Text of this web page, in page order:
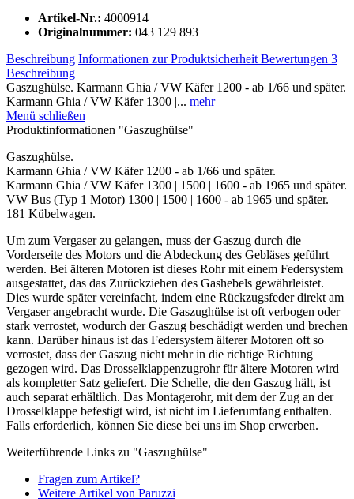
Artikel-Nr.: 4000914
Originalnummer: 043 129 893
Beschreibung Informationen zur Produktsicherheit Bewertungen 3
Beschreibung
Gaszughülse. Karmann Ghia / VW Käfer 1200 - ab 1/66 und später.
Karmann Ghia / VW Käfer 1300 |... mehr
Menü schließen
Produktinformationen "Gaszughülse"
Gaszughülse.
Karmann Ghia / VW Käfer 1200 - ab 1/66 und später.
Karmann Ghia / VW Käfer 1300 | 1500 | 1600 - ab 1965 und später.
VW Bus (Typ 1 Motor) 1300 | 1500 | 1600 - ab 1965 und später.
181 Kübelwagen.
Um zum Vergaser zu gelangen, muss der Gaszug durch die
Vorderseite des Motors und die Abdeckung des Gebläses geführt
werden. Bei älteren Motoren ist dieses Rohr mit einem Federsystem
ausgestattet, das das Zurückziehen des Gashebels gewährleistet.
Dies wurde später vereinfacht, indem eine Rückzugsfeder direkt am
Vergaser angebracht wurde. Die Gaszughülse ist oft verbogen oder
stark verrostet, wodurch der Gaszug beschädigt werden und brechen
kann. Darüber hinaus ist das Federsystem älterer Motoren oft so
verrostet, dass der Gaszug nicht mehr in die richtige Richtung
gezogen wird. Das Drosselklappenzugrohr für ältere Motoren wird
als kompletter Satz geliefert. Die Schelle, die den Gaszug hält, ist
auch separat erhältlich. Das Montagerohr, mit dem der Zug an der
Drosselklappe befestigt wird, ist nicht im Lieferumfang enthalten.
Falls erforderlich, können Sie diese bei uns im Shop erwerben.
Weiterführende Links zu "Gaszughülse"
Fragen zum Artikel?
Weitere Artikel von Paruzzi